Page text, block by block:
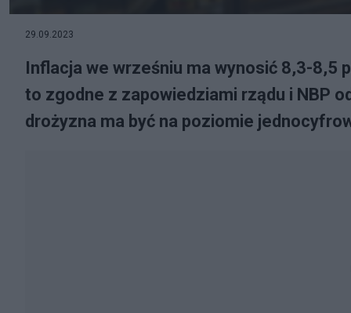
29.09.2023
Inflacja we wrześniu ma wynosić 8,3-8,5
to zgodne z zapowiedziami rządu i NBP
drożyzna ma być na poziomie